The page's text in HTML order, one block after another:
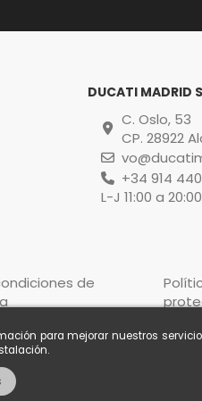
para mejorar nuestros
DUCATI MADRID
C. Oslo, 53
CP. 28922
+34 914 440
L-J 11:00 a
de